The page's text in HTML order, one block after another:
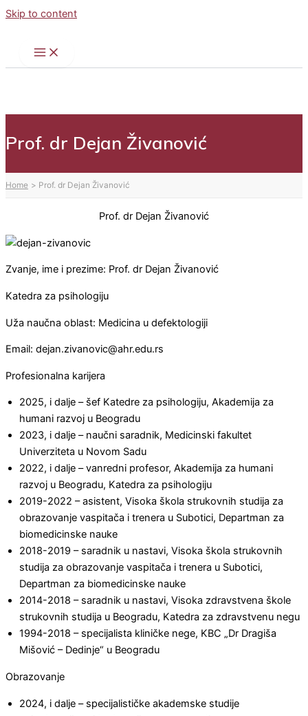
Skip to content
Prof. dr Dejan Živanović
Home Prof. dr Dejan Živanović
Prof. dr Dejan Živanović
Zvanje, ime i prezime: Prof. dr Dejan Živanović
Katedra za psihologiju
Uža naučna oblast: Medicina u defektologiji
Email: dejan.zivanovic@ahr.edu.rs
Profesionalna karijera
2025, i dalje – šef Katedre za psihologiju, Akademija za
humani razvoj u Beogradu
2023, i dalje – naučni saradnik, Medicinski fakultet
Univerziteta u Novom Sadu
2022, i dalje – vanredni profesor, Akademija za humani
razvoj u Beogradu, Katedra za psihologiju
2019-2022 – asistent, Visoka škola strukovnih studija za
obrazovanje vaspitača i trenera u Subotici, Departman za
biomedicinske nauke
2018-2019 – saradnik u nastavi, Visoka škola strukovnih
studija za obrazovanje vaspitača i trenera u Subotici,
Departman za biomedicinske nauke
2014-2018 – saradnik u nastavi, Visoka zdravstvena škole
strukovnih studija u Beogradu, Katedra za zdravstvenu negu
1994-2018 – specijalista kliničke nege, KBC „Dr Dragiša
Mišović – Dedinje“ u Beogradu
Obrazovanje
2024, i dalje – specijalističke akademske studije